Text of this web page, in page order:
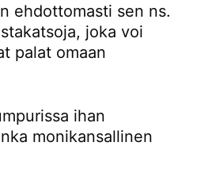
ehdottomasti sen ns.
joka voi
palat omaan
ihan
monikansallinen